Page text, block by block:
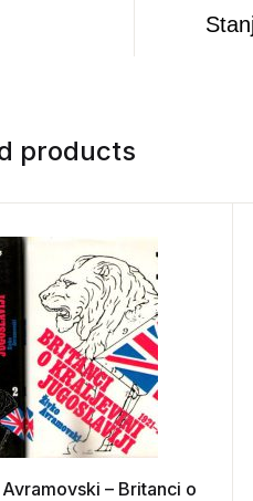
products
– Britanci o